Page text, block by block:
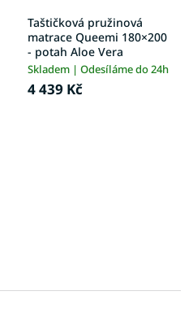
Taštičková pružinová
matrace Queemi 180×200
- potah Aloe Vera
Skladem | Odesíláme do 24h
4 439 Kč